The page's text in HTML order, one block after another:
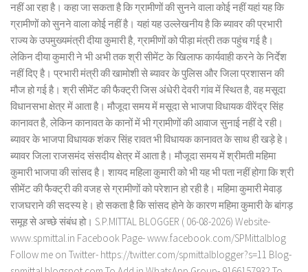
नहीं आ रहा है। कहा जा सकता है कि ग्रामीणों की सुनने वाला कोई नहीं यहां यह कि
ग्रामीणों को सुनने वाला कोई नहीं है। यहां यह उल्लेखनीय है कि ब्यावर की प्रभारी
राज्य के उपमुख्यमंत्री दीया कुमारी है, ग्रामीणों को पीड़ा मंत्री तक पहुंच गई है।
लेकिन दीया कुमारी ने भी अभी तक श्री सीमेंट के खिलाफ कार्यवाही करने के निर्देश
नहीं दिए है। प्रभारी मंत्री की खामोशी से ब्यावर के पुलिस और जिला प्रशासन की
मौज हो गई है। श्री सीमेंट की फैक्ट्री जिस अंधेरी देवरी गांव में स्थित है, वह मसूदा
विधानसभा क्षेत्र में आता है। मौजूदा समय में मसूदा से भाजपा विधायक वीरेंद्र सिंह
कानावत है, लेकिन कानावत के कानों में भी ग्रामीणों की आवाज सुनाई नहीं दे रही।
ब्यावर के भाजपा विधायक शंकर सिंह रावत भी विधायक कानावत के साथ ही खड़े हे।
ब्यावर जिला राजसमंद संसदीय क्षेत्र में आता है। मौजूदा समय में श्रीमती महिमा
कुमारी भाजपा की सांसद है। शायद महिला कुमारी को भी यह भी पता नहीं होगा कि श्री
सीमेंट की फैक्ट्री की वजह से ग्रामीणों को परेशान हो रही है। महिमा कुमारी मेवाड़
राजघराने की सदस्य हे। हो सकता है कि सांसद होने के कारण महिमा कुमारी के बांगड़
समूह से अच्छे संबंध हो। S.P.MITTAL BLOGGER ( 06-08-2026) Website-
www.spmittal.in Facebook Page- www.facebook.com/SPMittalblog
Follow me on Twitter- https://twitter.com/spmittalblogger?s=11 Blog-